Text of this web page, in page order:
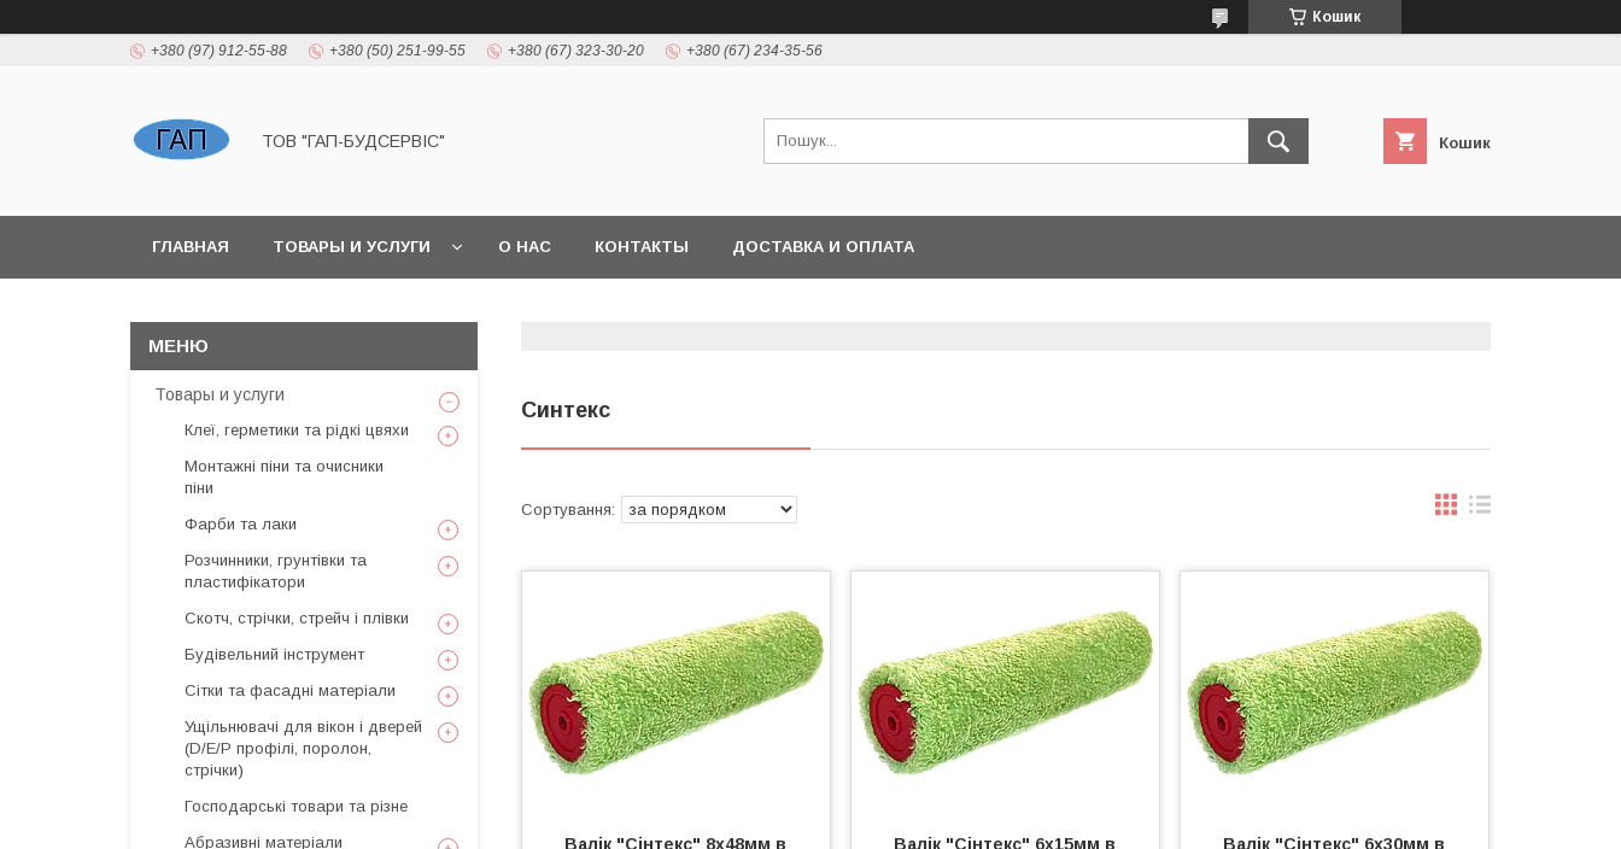
Кошик
+380 (97) 912-55-88 +380 (50) 251-99-55 +380 (67) 323-30-20 +380 (67) 234-35-56
ТОВ "ГАП-БУДСЕРВІС" Кошик
ГЛАВНАЯ ТОВАРЫ И УСЛУГИ О НАС КОНТАКТЫ ДОСТАВКА И ОПЛАТА
Синтекс
Валік "Сінтекс" 8х48мм в
Валік "Сінтекс" 6х15мм в
Валік "Сінтекс" 6х30мм в
Товары и услуги
Клеї, герметики та рідкі цвяхи
Монтажні піни та очисники
піни
Фарби та лаки
Розчинники, грунтівки та
пластифікатори
Скотч, стрічки, стрейч і плівки
Будівельний інструмент
Сітки та фасадні матеріали
Ущільнювачі для вікон і дверей
(D/E/P профілі, поролон,
стрічки)
Господарські товари та різне
Абразивні матеріали